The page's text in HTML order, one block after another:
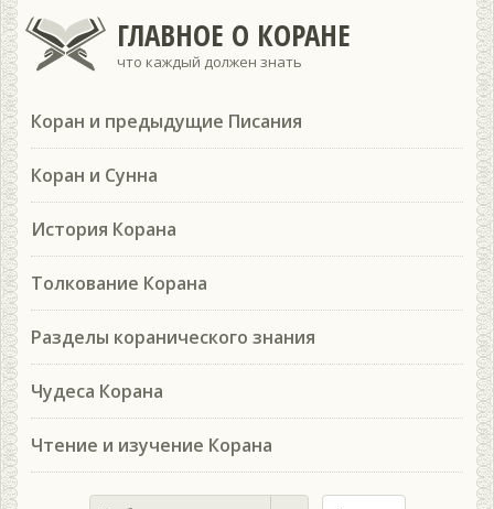
ГЛАВНОЕ О КОРАНЕ
что каждый должен знать
Коран и предыдущие Писания
Коран и Сунна
История Корана
Толкование Корана
Разделы коранического знания
Чудеса Корана
Чтение и изучение Корана